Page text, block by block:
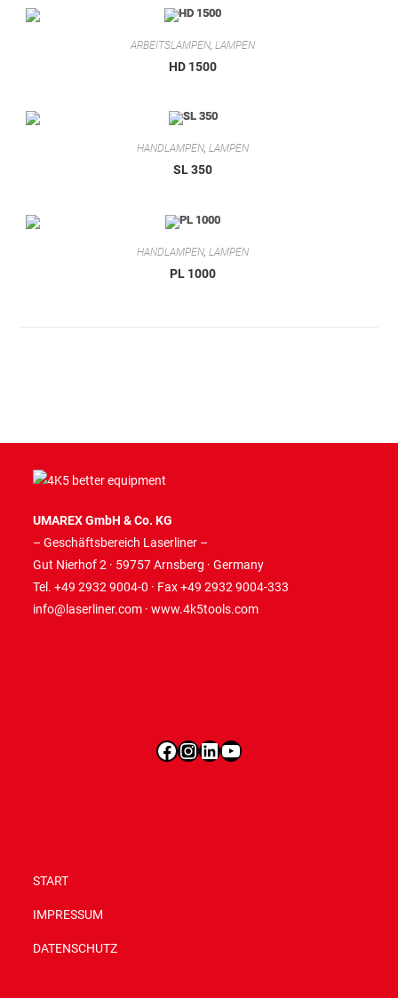
ARBEITSLAMPEN,LAMPEN
HD 1500
HANDLAMPEN,LAMPEN
SL 350
HANDLAMPEN,LAMPEN
PL 1000
UMAREX GmbH & Co. KG
– Geschäftsbereich Laserliner –
Gut Nierhof 2 · 59757 Arnsberg · Germany
Tel. +49 2932 9004-0 · Fax +49 2932 9004-333
info@laserliner.com ·www.4k5tools.com
Facebook
Instagram
LinkedInYouTube
START
IMPRESSUM
DATENSCHUTZ